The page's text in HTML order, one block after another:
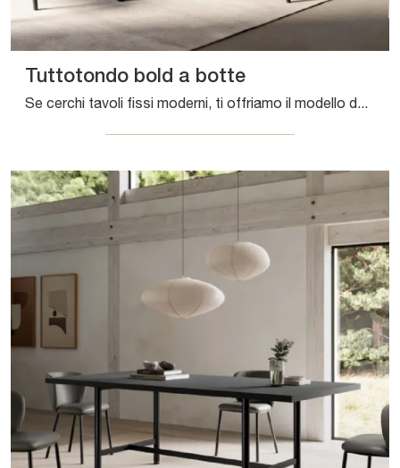
Tuttotondo bold a botte
Se cerchi tavoli fissi moderni, ti offriamo il modello da cucina in laminato Tuttotondo bold a botte della marca Arredo3.